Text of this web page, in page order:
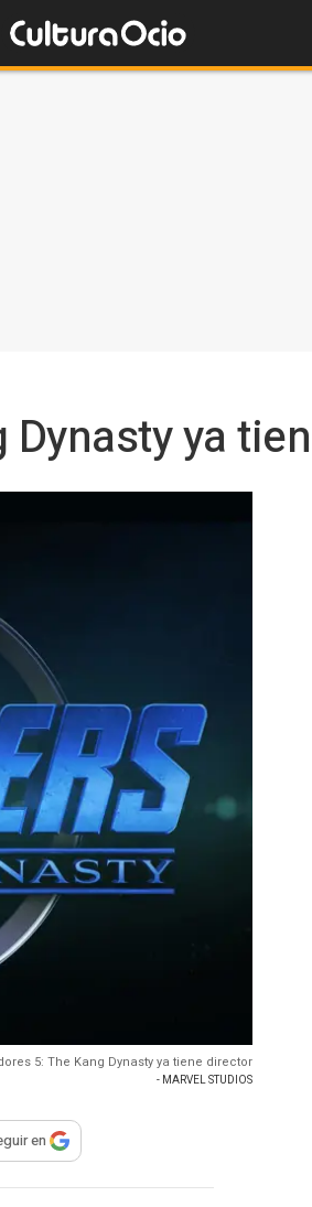
ya
5: The Kang Dynasty ya tiene director
- MARVEL STUDIOS
para compartir
en